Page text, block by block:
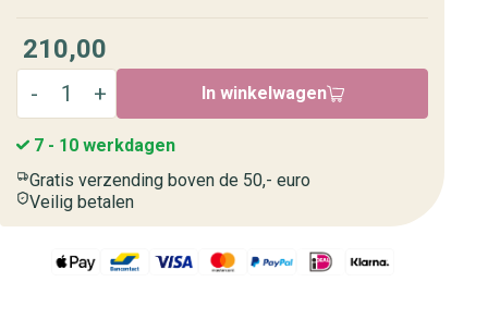
210,00
In winkelwagen
7 - 10 werkdagen
Gratis verzending boven de 50,- euro
Veilig betalen